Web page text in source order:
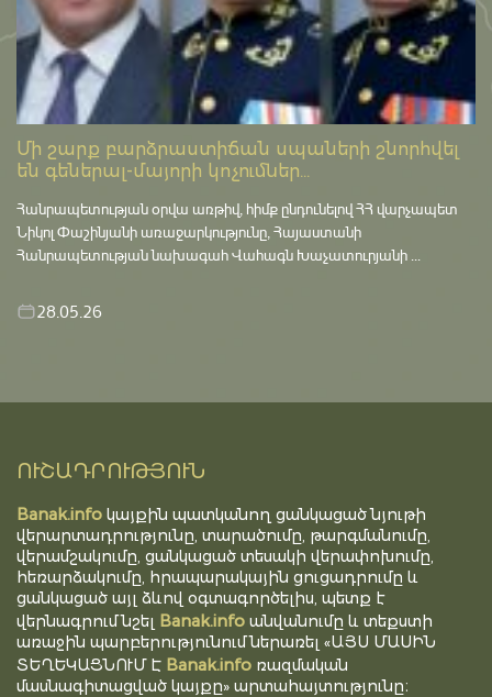
Մի շարք բարձրաստիճան սպաների շնորհվել
են գեներալ-մայորի կոչումներ...
Հանրապետության օրվա առթիվ, հիմք ընդունելով ՀՀ վարչապետ
Նիկոլ Փաշինյանի առաջարկությունը, Հայաստանի
Հանրապետության նախագահ Վահագն Խաչատուրյանի ...
28.05.26
ՈՒՇԱԴՐՈՒԹՅՈՒՆ
Banak.info կայքին պատկանող ցանկացած նյութի
վերարտադրությունը, տարածումը, թարգմանումը,
վերամշակումը, ցանկացած տեսակի վերափոխումը,
հեռարձակումը, հրապարակային ցուցադրումը և
ցանկացած այլ ձևով օգտագործելիս, պետք է
վերնագրում նշել Banak.info անվանումը և տեքստի
առաջին պարբերությունում ներառել «ԱՅՍ ՄԱՍԻՆ
ՏԵՂԵԿԱՑՆՈՒՄ Է Banak.info ռազմական
մասնագիտացված կայքը» արտահայտությունը։